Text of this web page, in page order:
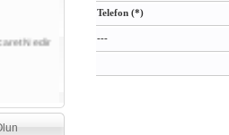
Telefon (*)
---